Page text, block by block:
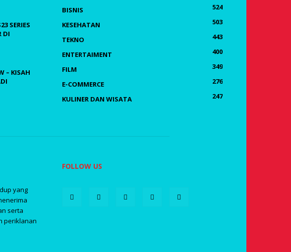
SERIES
DI
– KISAH
BISNIS
524
KESEHATAN
503
TEKNO
443
ENTERTAIMENT
400
FILM
349
E-COMMERCE
276
KULINER DAN WISATA
247
yang
serta
periklanan
FOLLOW US